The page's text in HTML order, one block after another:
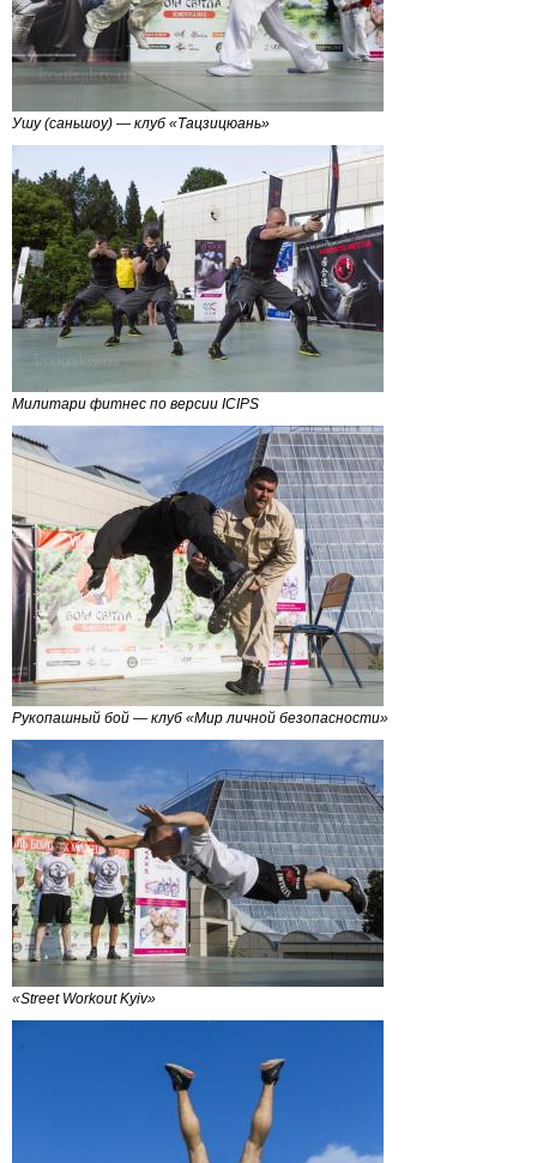
Ушу (саньшоу) — клуб «Тацзицюань»
Милитари фитнес по версии ICIPS
Рукопашный бой — клуб «Мир личной безопасности»
«Street Workout Kyiv»